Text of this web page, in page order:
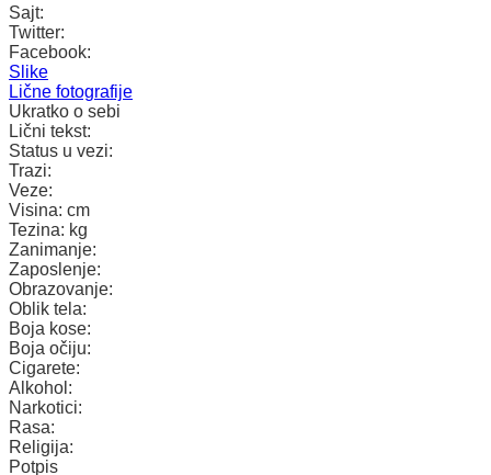
Sajt:
Twitter:
Facebook:
Slike
Lične fotografije
Ukratko o sebi
Lični tekst:
Status u vezi:
Trazi:
Veze:
Visina: cm
Tezina: kg
Zanimanje:
Zaposlenje:
Obrazovanje:
Oblik tela:
Boja kose:
Boja očiju:
Cigarete:
Alkohol:
Narkotici:
Rasa:
Religija:
Potpis